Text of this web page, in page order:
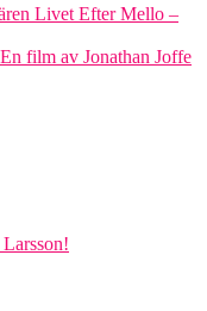
Livet Efter Mello –
film av Jonathan Joffe